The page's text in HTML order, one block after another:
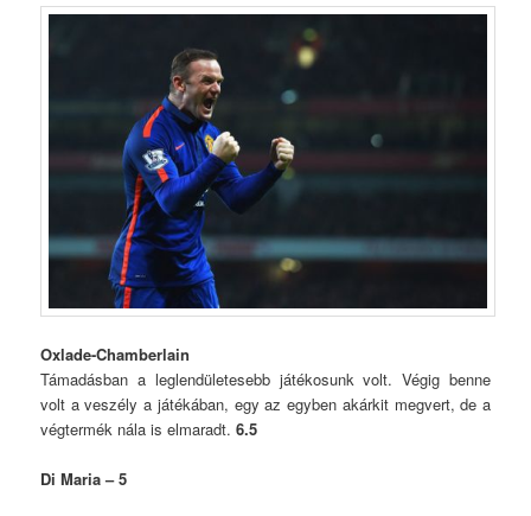
Oxlade-Chamberlain
Támadásban a leglendületesebb játékosunk volt. Végig benne
volt a veszély a játékában, egy az egyben akárkit megvert, de a
végtermék nála is elmaradt.6.5
Di Maria – 5